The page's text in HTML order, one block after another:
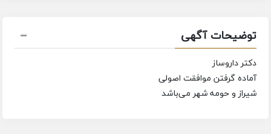
توضیحات آگهی
دکتر داروساز
آماده گرفتن موافقت اصولی
شیراز و حومه شهر می‌باشد